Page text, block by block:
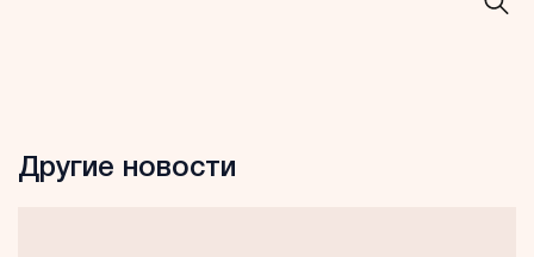
Другие новости